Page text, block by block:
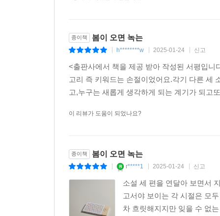
상상으로. 이를테면 내가 하품을 할 때마다 그
양자물리학자 X
종이책 봄이 오면 녹는
h********w 2025-01-24 신고
<출판사에서 책을 제공 받아 작성된 서평입
고리 즉 키워드는 손절이었어요.각기 다른 세
고,누구는 새롭게 생각하게 되는 계기가 되고
이 리뷰가 도움이 되었나요?
종이책 봄이 오면 녹는
r*****1 2025-01-24 신고
소설 세 편을 연달아 보면서
고서야 보이는 각 시절은 모
차 흐릿해지지만 잊을 수 없